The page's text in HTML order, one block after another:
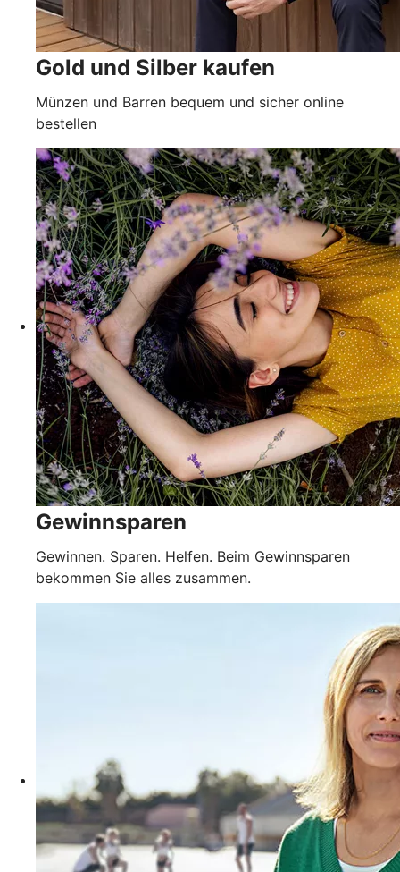
Gold und Silber kaufen
Münzen und Barren bequem und sicher online
bestellen
Gewinnsparen
Gewinnen. Sparen. Helfen. Beim Gewinnsparen
bekommen Sie alles zusammen.